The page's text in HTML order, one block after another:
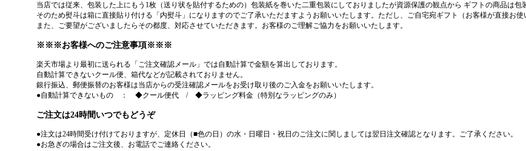
当店では従来、包装した上にもう1枚（送り状を貼付するための）包装紙を巻いた二重包装にしておりましたが資源保護の観点から ギフトの商品は包
そのため熨斗は箱に直接貼り付ける「内熨斗」になりますのでご了承いただますようお願いいたします。ただし、ご自宅宛ギフト（お客様が直接お
また、ご要望がございましたらその都度、対応させていただきます。お客様のご理解ご協力をお願いいたします。
※※※お客様へのご注意事項※※※
楽天市場より最初に送られる「ご注文確認メール」では自動計算で金額を算出しております。
自動計算できないクール便、箱代などが記載されておりません。
銀行振込、郵便振替のお客様は当店からの受注確認メールをお受け取り後のご入金をお願いいたします。
●自動計算できないもの ： ◆クール便代 / ◆ラッピング料金（特別なラッピングのみ）
ご注文は24時間いつでもどうぞ
●注文は24時間受け付けておりますが、定休日（■色の日）の水・日曜日・祝日のご注文に関しましては翌日注文確認となります。ご了承ください。
●お急ぎの場合はご注文後、お電話でご連絡ください。